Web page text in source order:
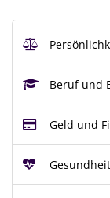
Beruf und
Geld und
Gesundheit